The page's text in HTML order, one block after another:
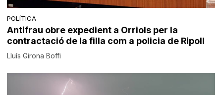
POLÍTICA
Antifrau obre expedient a Orriols per la
contractació de la filla com a policia de Ripoll
Lluís Girona Boffi